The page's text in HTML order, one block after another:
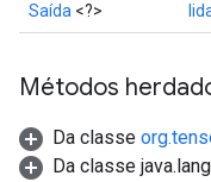
Saída <?>
Métodos
Da classe
Da classe